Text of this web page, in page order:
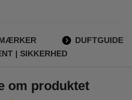
DUFTGUIDE
| SIKKERHED
om produktet